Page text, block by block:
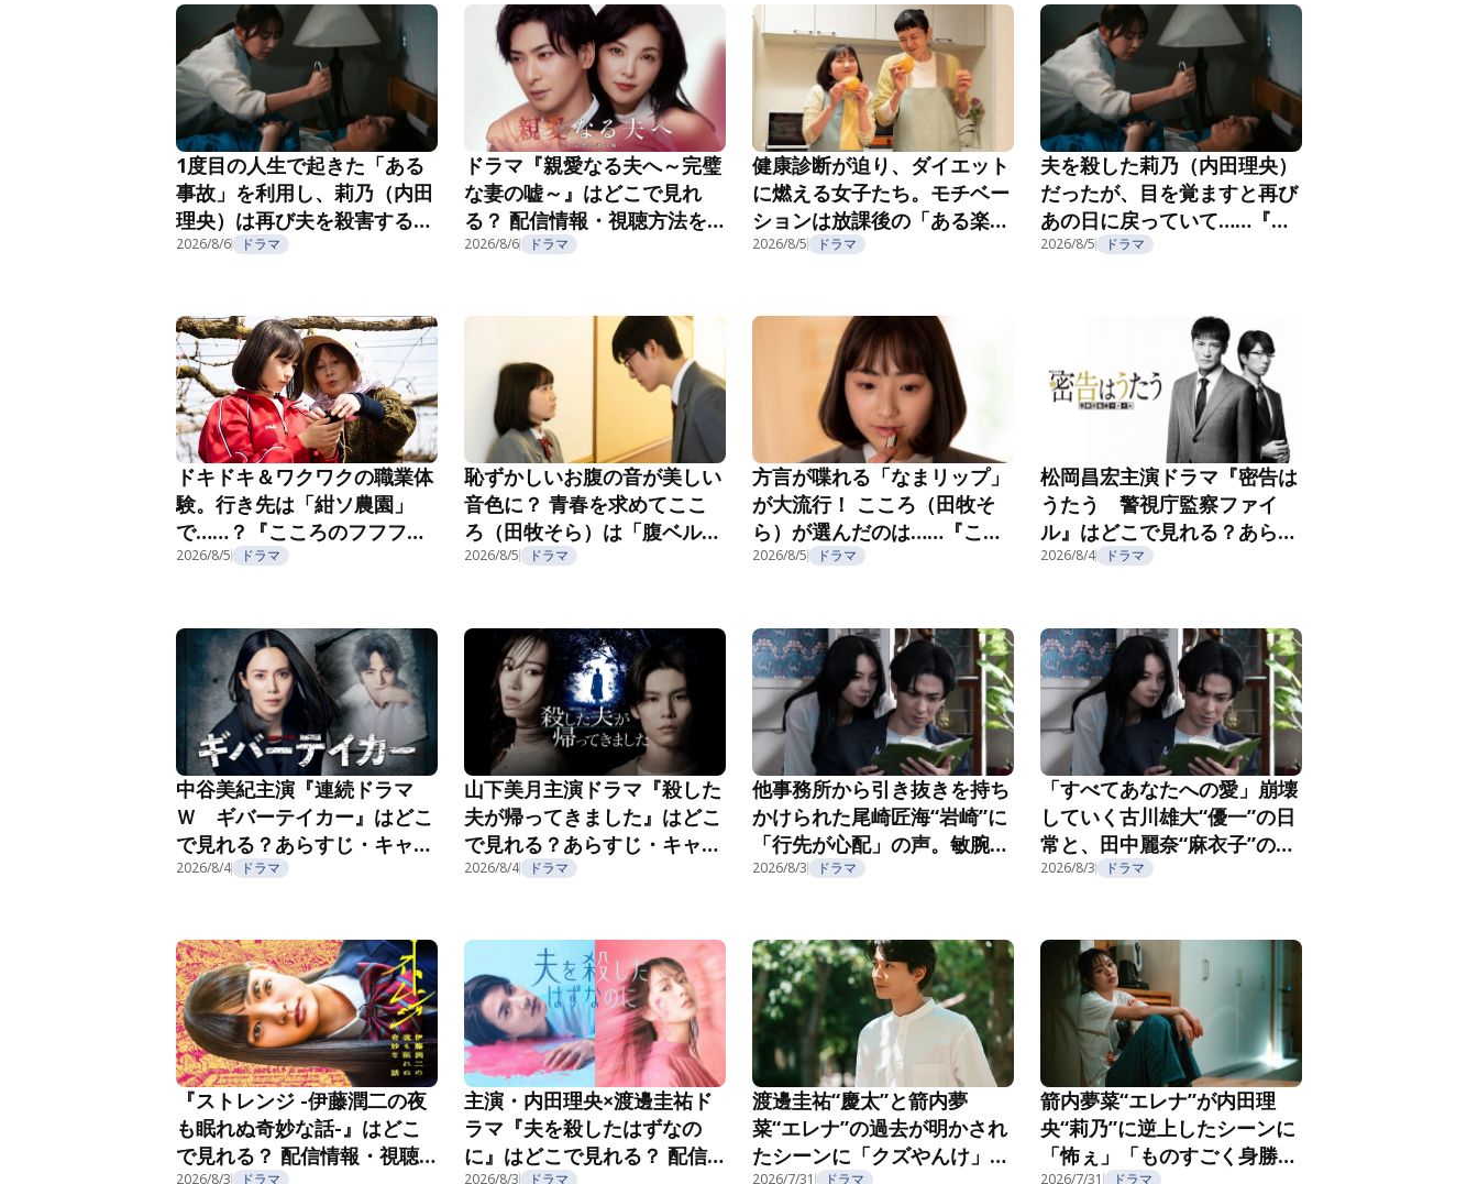
1度目の人生で起きた「ある
事故」を利用し、莉乃（内田
理央）は再び夫を殺害する
『夫を殺したはずなのに』第
2026/8/6 ドラマ
ドラマ『親愛なる夫へ～完璧
な妻の嘘～』はどこで見れ
る？ 配信情報・視聴方法を
紹介
2026/8/6 ドラマ
健康診断が迫り、ダイエット
に燃える女子たち。モチベー
ションは放課後の「ある楽し
み」で……？『こころのフフ
2026/8/5 ドラマ
夫を殺した莉乃（内田理央）
だったが、目を覚ますと再び
あの日に戻っていて……『夫
を殺したはずなのに』第2話
2026/8/5 ドラマ
ドキドキ＆ワクワクの職業体
験。行き先は「紺ソ農園」
で……？『こころのフフフ』
第4話
2026/8/5 ドラマ
恥ずかしいお腹の音が美しい
音色に？ 青春を求めてここ
ろ（田牧そら）は「腹ベル
部」へ！『こころのフフフ』
2026/8/5 ドラマ
方言が喋れる「なまリップ」
が大流行！ こころ（田牧そ
ら）が選んだのは……『ここ
ろのフフフ』第2話
2026/8/5 ドラマ
松岡昌宏主演ドラマ『密告は
うたう 警視庁監察ファイ
ル』はどこで見れる？あらす
じ・キャスト・配信視聴方法
2026/8/4 ドラマ
中谷美紀主演『連続ドラマ
Ｗ ギバーテイカー』はどこ
で見れる？あらすじ・キャス
ト・配信視聴方法を紹介
2026/8/4 ドラマ
山下美月主演ドラマ『殺した
夫が帰ってきました』はどこ
で見れる？あらすじ・キャス
ト・配信視聴方法を紹介
2026/8/4 ドラマ
他事務所から引き抜きを持ち
かけられた尾崎匠海“岩崎”に
「行先が心配」の声。敏腕社
長の企みにゾッ…『親愛なる
2026/8/3 ドラマ
「すべてあなたへの愛」崩壊
していく古川雄大“優一”の日
常と、田中麗奈“麻衣子”の不
気味な微笑み『親愛なる夫へ
2026/8/3 ドラマ
『ストレンジ -伊藤潤二の夜
も眠れぬ奇妙な話-』はどこ
で見れる？ 配信情報・視聴
2026/8/3 ドラマ
主演・内田理央×渡邊圭祐ド
ラマ『夫を殺したはずなの
に』はどこで見れる？ 配信
2026/8/3 ドラマ
渡邊圭祐“慶太”と箭内夢
菜“エレナ”の過去が明かされ
たシーンに「クズやんけ」
2026/7/31 ドラマ
箭内夢菜“エレナ”が内田理
央“莉乃”に逆上したシーンに
「怖ぇ」「ものすごく身勝
2026/7/31 ドラマ